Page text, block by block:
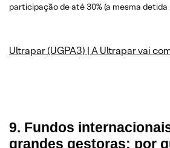
participação de até 30% (a mesma detida
Ultrapar (UGPA3) | A Ultrapar vai
9. Fundos
grandes gestoras: por